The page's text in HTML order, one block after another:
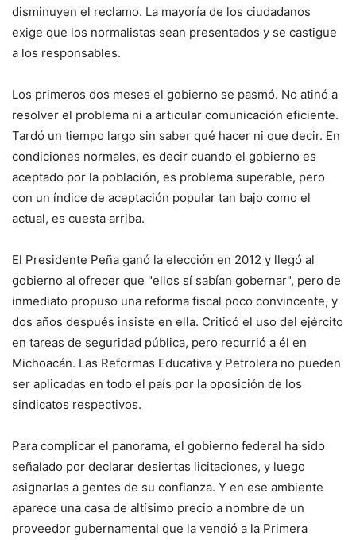
disminuyen el reclamo. La mayoría de los ciudadanos
exige que los normalistas sean presentados y se castigue
a los responsables.
Los primeros dos meses el gobierno se pasmó. No atinó a
resolver el problema ni a articular comunicación eficiente.
Tardó un tiempo largo sin saber qué hacer ni que decir. En
condiciones normales, es decir cuando el gobierno es
aceptado por la población, es problema superable, pero
con un índice de aceptación popular tan bajo como el
actual, es cuesta arriba.
El Presidente Peña ganó la elección en 2012 y llegó al
gobierno al ofrecer que "ellos sí sabían gobernar", pero de
inmediato propuso una reforma fiscal poco convincente, y
dos años después insiste en ella. Criticó el uso del ejército
en tareas de seguridad pública, pero recurrió a él en
Michoacán. Las Reformas Educativa y Petrolera no pueden
ser aplicadas en todo el país por la oposición de los
sindicatos respectivos.
Para complicar el panorama, el gobierno federal ha sido
señalado por declarar desiertas licitaciones, y luego
asignarlas a gentes de su confianza. Y en ese ambiente
aparece una casa de altísimo precio a nombre de un
proveedor gubernamental que la vendió a la Primera